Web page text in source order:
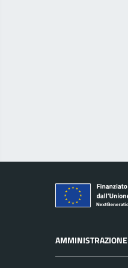
AMMINISTRAZIONE